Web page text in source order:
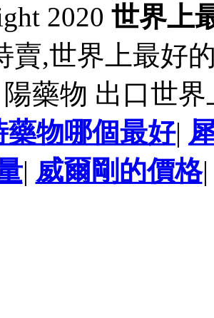
2020 世界上
賣,世界上最好
陽藥物 出口世
藥物哪個最好|
| 威爾剛的價格